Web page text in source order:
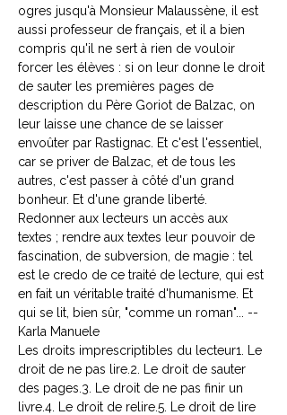
ogres jusqu'à Monsieur Malaussène, il est
aussi professeur de français, et il a bien
compris qu'il ne sert à rien de vouloir
forcer les élèves : si on leur donne le droit
de sauter les premières pages de
description du Père Goriot de Balzac, on
leur laisse une chance de se laisser
envoûter par Rastignac. Et c'est l'essentiel,
car se priver de Balzac, et de tous les
autres, c'est passer à côté d'un grand
bonheur. Et d'une grande liberté.
Redonner aux lecteurs un accès aux
textes ; rendre aux textes leur pouvoir de
fascination, de subversion, de magie : tel
est le credo de ce traité de lecture, qui est
en fait un véritable traité d'humanisme. Et
qui se lit, bien sûr, "comme un roman"... --
Karla Manuele
Les droits imprescriptibles du lecteur1. Le
droit de ne pas lire.2. Le droit de sauter
des pages.3. Le droit de ne pas finir un
livre.4. Le droit de relire.5. Le droit de lire